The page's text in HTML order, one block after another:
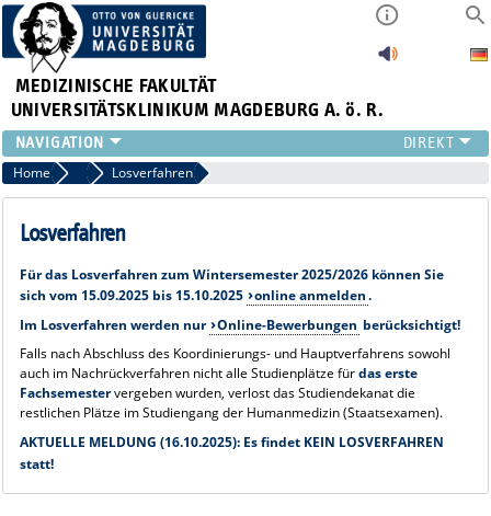
MEDIZINISCHE FAKULTÄT
UNIVERSITÄTSKLINIKUM MAGDEBURG A. ö. R.
INSTITUTE
KLINIKEN
ZENTRALE EINRICHTUNGEN
PRESSE
INTERNATIONAL
INTRANET
Home FAQ Bewerbungs- & Zulassungsverfahren 2027/28
Losverfahren
Losverfahren
Für das Losverfahren zum Wintersemester 2025/2026können Sie
sich vom 15.09.2025 bis 15.10.2025 online anmelden.
Im Losverfahren werden nur Online-Bewerbungen berücksichtigt!
Falls nach Abschluss des Koordinierungs- und Hauptverfahrens sowohl
auch im Nachrückverfahren nicht alle Studienplätze fürdas erste
Fachsemestervergeben wurden, verlost das Studiendekanat die
restlichen Plätze im Studiengang der Humanmedizin (Staatsexamen).
AKTUELLE MELDUNG (16.10.2025): Es findet KEIN LOSVERFAHREN
statt!